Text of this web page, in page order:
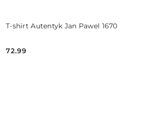
T-shirt Autentyk Jan Pawel 1670
Cena:
72.99